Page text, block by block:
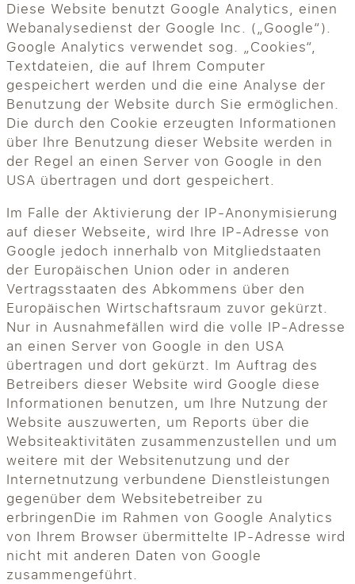
Diese Website benutzt Google Analytics, einen
Webanalysedienst der Google Inc. („Google“).
Google Analytics verwendet sog. „Cookies“,
Textdateien, die auf Ihrem Computer
gespeichert werden und die eine Analyse der
Benutzung der Website durch Sie ermöglichen.
Die durch den Cookie erzeugten Informationen
über Ihre Benutzung dieser Website werden in
der Regel an einen Server von Google in den
USA übertragen und dort gespeichert.
Im Falle der Aktivierung der IP-Anonymisierung
auf dieser Webseite, wird Ihre IP-Adresse von
Google jedoch innerhalb von Mitgliedstaaten
der Europäischen Union oder in anderen
Vertragsstaaten des Abkommens über den
Europäischen Wirtschaftsraum zuvor gekürzt.
Nur in Ausnahmefällen wird die volle IP-Adresse
an einen Server von Google in den USA
übertragen und dort gekürzt. Im Auftrag des
Betreibers dieser Website wird Google diese
Informationen benutzen, um Ihre Nutzung der
Website auszuwerten, um Reports über die
Websiteaktivitäten zusammenzustellen und um
weitere mit der Websitenutzung und der
Internetnutzung verbundene Dienstleistungen
gegenüber dem Websitebetreiber zu
erbringenDie im Rahmen von Google Analytics
von Ihrem Browser übermittelte IP-Adresse wird
nicht mit anderen Daten von Google
zusammengeführt.